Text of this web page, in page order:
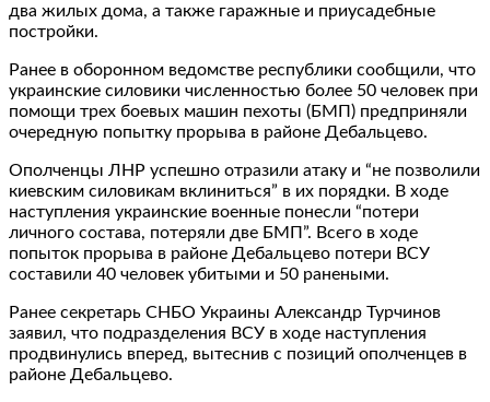
два жилых дома, а также гаражные и приусадебные
постройки.
Ранее в оборонном ведомстве республики сообщили, что
украинские силовики численностью более 50 человек при
помощи трех боевых машин пехоты (БМП) предприняли
очередную попытку прорыва в районе Дебальцево.
Ополченцы ЛНР успешно отразили атаку и “не позволили
киевским силовикам вклиниться” в их порядки. В ходе
наступления украинские военные понесли “потери
личного состава, потеряли две БМП”. Всего в ходе
попыток прорыва в районе Дебальцево потери ВСУ
составили 40 человек убитыми и 50 ранеными.
Ранее секретарь СНБО Украины Александр Турчинов
заявил, что подразделения ВСУ в ходе наступления
продвинулись вперед, вытеснив с позиций ополченцев в
районе Дебальцево.